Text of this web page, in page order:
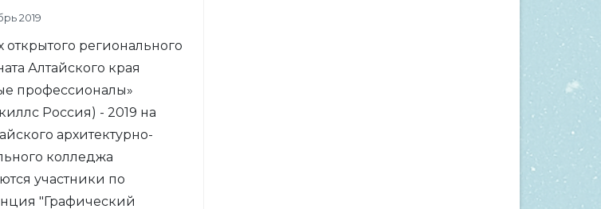
2019
открытого регионального
Алтайского края
профессионалы»
Россия) - 2019 на
архитектурно-
колледжа
участники по
"Графический